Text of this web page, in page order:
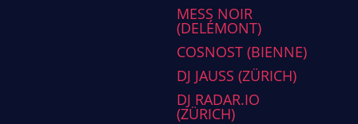
MESS NOIR
(DELÉMONT)
COSNOST (BIENNE)
DJ JAUSS (ZÜRICH)
DJ RADAR.IO
(ZÜRICH)